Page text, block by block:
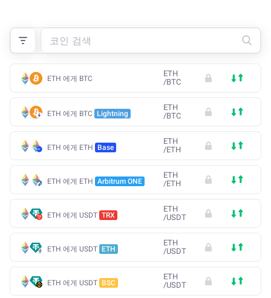
ETH 에게 BTC
ETH
/BTC
ETH 에게 BTC Lightning
ETH
/BTC
ETH 에게 ETH Base
ETH
/ETH
ETH 에게 ETH Arbitrum ONE
ETH
/ETH
ETH 에게 USDT TRX
ETH
/USDT
ETH 에게 USDT ETH
ETH
/USDT
ETH 에게 USDT BSC
ETH
/USDT